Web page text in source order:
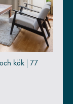
kök | 77